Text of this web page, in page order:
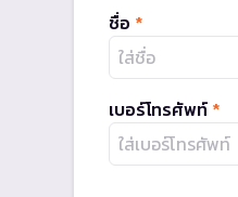
ชื่อ *
เบอร์โทรศัพท์ *